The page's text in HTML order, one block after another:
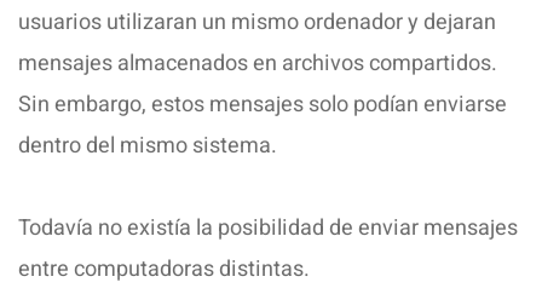
usuarios utilizaran un mismo ordenador y dejaran
mensajes almacenados en archivos compartidos.
Sin embargo, estos mensajes solo podían enviarse
dentro del mismo sistema.
Todavía no existía la posibilidad de enviar mensajes
entre computadoras distintas.